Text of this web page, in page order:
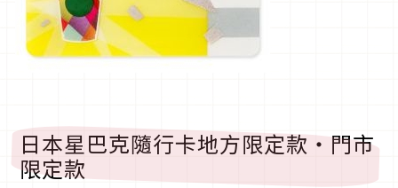
日本星巴克隨行卡地方限定款・門市
限定款